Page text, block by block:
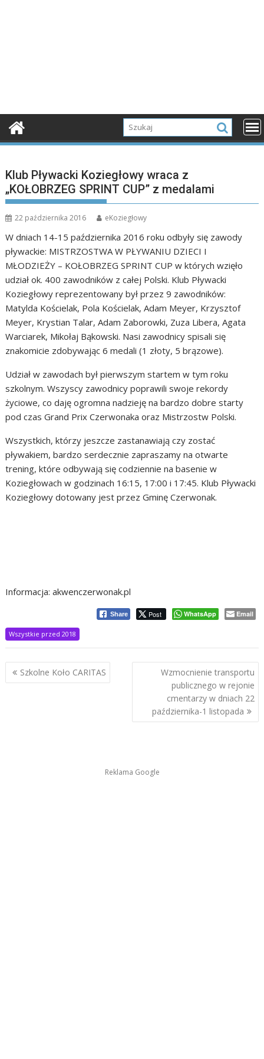
Klub Pływacki Koziegłowy wraca z
„KOŁOBRZEG SPRINT CUP” z medalami
22 października 2016 eKoziegłowy
W dniach 14-15 października 2016 roku odbyły się zawody
pływackie: MISTRZOSTWA W PŁYWANIU DZIECI I
MŁODZIEŻY – KOŁOBRZEG SPRINT CUP w których wzięło
udział ok. 400 zawodników z całej Polski. Klub Pływacki
Koziegłowy reprezentowany był przez 9 zawodników:
Matylda Kościelak, Pola Kościelak, Adam Meyer, Krzysztof
Meyer, Krystian Talar, Adam Zaborowki, Zuza Libera, Agata
Warciarek, Mikołaj Bąkowski. Nasi zawodnicy spisali się
znakomicie zdobywając 6 medali (1 złoty, 5 brązowe).
Udział w zawodach był pierwszym startem w tym roku
szkolnym. Wszyscy zawodnicy poprawili swoje rekordy
życiowe, co daję ogromna nadzieję na bardzo dobre starty
pod czas Grand Prix Czerwonaka oraz Mistrzostw Polski.
Wszystkich, którzy jeszcze zastanawiają czy zostać
pływakiem, bardzo serdecznie zapraszamy na otwarte
trening, które odbywają się codziennie na basenie w
Koziegłowach w godzinach 16:15, 17:00 i 17:45. Klub Pływacki
Koziegłowy dotowany jest przez Gminę Czerwonak.
Informacja: akwenczerwonak.pl
Share Post WhatsApp Email
Wszystkie przed 2018
Nawigacja
wpisu
Szkolne Koło CARITAS
Wzmocnienie transportu
publicznego w rejonie
cmentarzy w dniach 22
października-1 listopada
Reklama Google